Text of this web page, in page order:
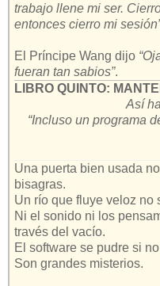
trabajo llene mi ser.
entonces cierro mi
El Príncipe Wang dijo
fueran tan sabios”.
LIBRO QUINTO:
Así
“Incluso un programa
Una puerta bien usada
bisagras.
Un río que fluye veloz no
Ni el sonido ni los
través del vacío.
El software se pudre si
Son grandes misterios.